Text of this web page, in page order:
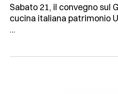
Sabato 21, il convegno sul
cucina italiana patrimonio
...